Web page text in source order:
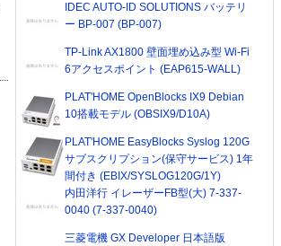
IDEC AUTO-ID SOLUTIONS バッテリ
ー BP-007 (BP-007)
TP-Link AX1800 壁面埋め込み型 Wi-Fi
6アクセスポイント (EAP615-WALL)
PLAT'HOME OpenBlocks IX9 Debian
10搭載モデル (OBSIX9/D10A)
PLAT'HOME EasyBlocks Syslog 120G
サブスクリプション(保守サービス) 1年
間付き (EBIX/SYSLOG120G/1Y)
内田洋行 イレーザーFB型(大) 7-337-
0040 (7-337-0040)
三菱電機 GX Developer 日本語版